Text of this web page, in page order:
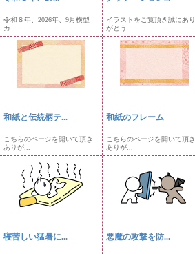
令和８年、2026年、9月横型
カ...
イラストをご覧頂き誠にあり
がとう...
和紙と伝統柄テ...
こちらのページを開いて頂き
ありが...
和紙のフレーム
こちらのページを開いて頂き
ありが...
寝苦しい猛暑に... 悪魔の攻撃を防...